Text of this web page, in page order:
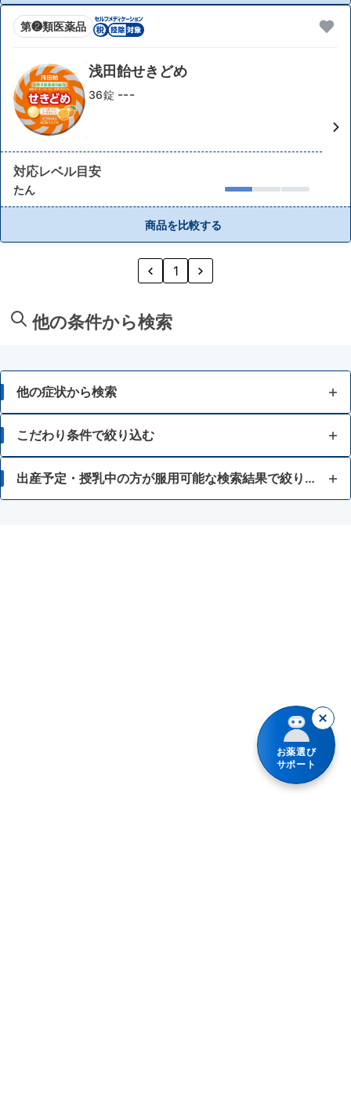
第❷類医薬品
浅田飴せきどめ
36錠 ---
対応レベル目安
たん
商品を比較する
1
他の条件から検索
他の症状から検索
せき
たん
ゼーゼー、ヒューヒュー音の呼吸
こだわり条件で絞り込む
12歳未満 出産予定・授乳中の方が服用可能な検索結果で絞り込む
お薬選び
サポート